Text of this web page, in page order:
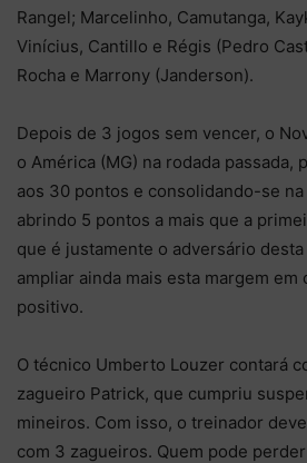
Rangel; Marcelinho, Camutanga,
Vinícius, Cantillo e Régis (Pedro
Rocha e Marrony (Janderson).
Depois de 3 jogos sem vencer, o
o América (MG) na rodada passada,
aos 30 pontos e consolidando-se na
abrindo 5 pontos a mais que a
que é justamente o adversário
ampliar ainda mais esta margem em
positivo.
O técnico Umberto Louzer contará
zagueiro Patrick, que cumpriu
mineiros. Com isso, o treinador
com 3 zagueiros. Quem pode